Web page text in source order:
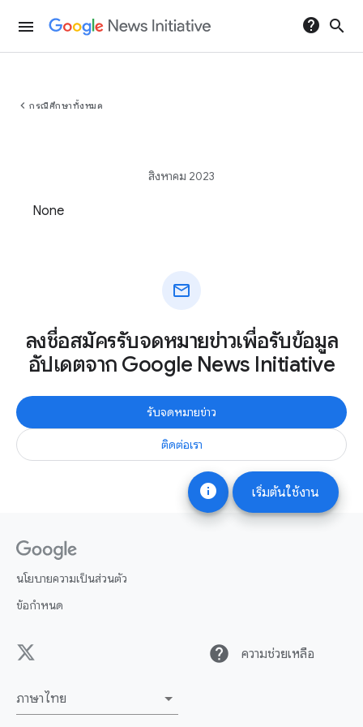
menu help search
info เริ่มต้นใช้งาน
chevron_left กรณีศึกษาทั้งหมด
สิงหาคม 2023
None
mail
ลงชื่อสมัครรับจดหมายข่าวเพื่อรับข้อมูล
อัปเดตจาก Google News Initiative
รับจดหมายข่าว
ติดต่อเรา
นโยบายความเป็นส่วนตัว
ข้อกำหนด
help ความช่วยเหลือ
ภาษาไทย